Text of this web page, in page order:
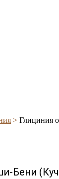
> Глициния
Бени